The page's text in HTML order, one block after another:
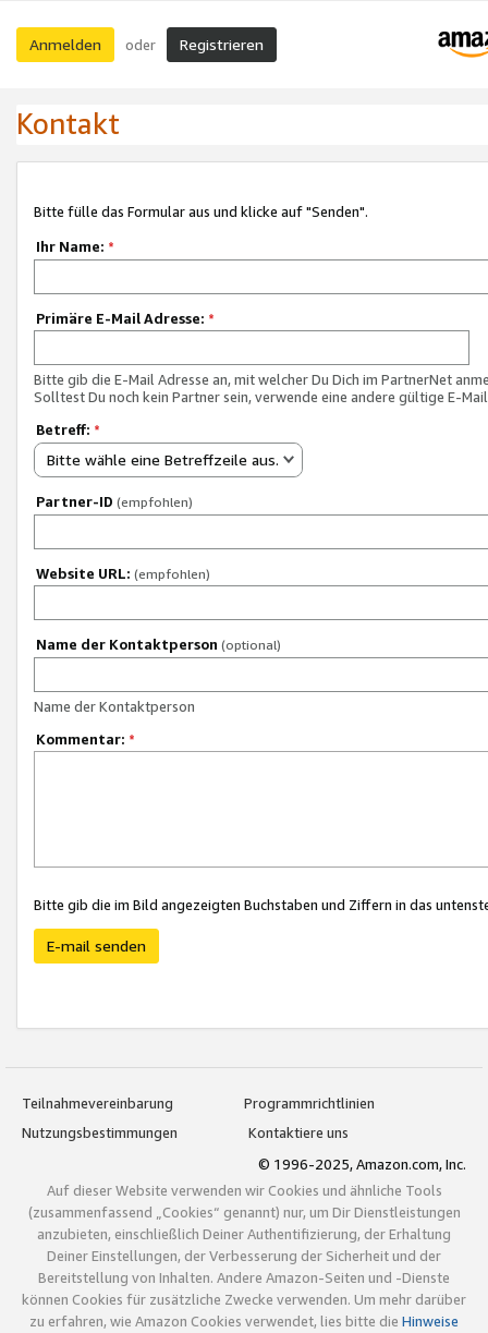
Anmelden oder Registrieren
Kontakt
Bitte fülle das Formular aus und klicke auf "Senden".
Ihr Name: *
Primäre E-Mail Adresse: *
Bitte gib die E-Mail Adresse an, mit welcher Du Dich im PartnerNet
Solltest Du noch kein Partner sein, verwende eine andere gültige E-
Betreff: *
Bitte wähle eine Betreffzeile aus.
Partner-ID (empfohlen)
Website URL: (empfohlen)
Name der Kontaktperson (optional)
Name der Kontaktperson
Kommentar: *
Bitte gib die im Bild angezeigten Buchstaben und Ziffern in das
E-mail senden
Teilnahmevereinbarung
Programmrichtlinien
Nutzungsbestimmungen
Kontaktiere uns
© 1996-2025, Amazon.com, Inc.
Auf dieser Website verwenden wir Cookies und ähnliche Tools
(zusammenfassend „Cookies“ genannt) nur, um Dir Dienstleistungen
anzubieten, einschließlich Deiner Authentifizierung, der Erhaltung
Deiner Einstellungen, der Verbesserung der Sicherheit und der
Bereitstellung von Inhalten. Andere Amazon-Seiten und -Dienste
können Cookies für zusätzliche Zwecke verwenden. Um mehr darüber
zu erfahren, wie Amazon Cookies verwendet, lies bitte die Hinweise